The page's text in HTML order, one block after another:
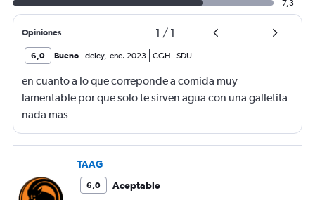
7,3
Opiniones 1 / 1
6,0 Bueno delcy, ene. 2023 CGH -SDU
en cuanto a lo que correponde a comida muy
lamentable por que solo te sirven agua con una galletita
nada mas
TAAG
6,0
Aceptable